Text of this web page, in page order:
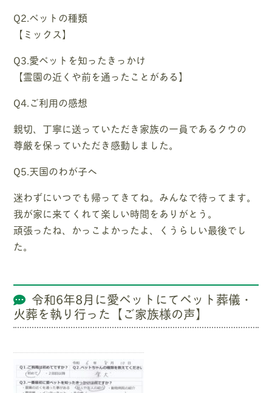
Q2.ペットの種類
【ミックス】
Q3.愛ペットを知ったきっかけ
【霊園の近くや前を通ったことがある】
Q4.ご利用の感想
親切、丁寧に送っていただき家族の一員であるクウの
尊厳を保っていただき感動しました。
Q5.天国のわが子へ
迷わずにいつでも帰ってきてね。みんなで待ってます。
我が家に来てくれて楽しい時間をありがとう。
頑張ったね、かっこよかったよ、くうらしい最後でし
た。
令和6年8月に愛ペットにてペット葬儀・
火葬を執り行った【ご家族様の声】